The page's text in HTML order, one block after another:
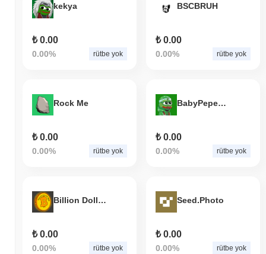
kekya
₺ 0.00
0.00% rütbe yok
BSCBRUH
₺ 0.00
0.00% rütbe yok
Rock Me
₺ 0.00
0.00% rütbe yok
BabyPepeEntire
₺ 0.00
0.00% rütbe yok
Billion Dollar Meme
₺ 0.00
0.00% rütbe yok
Seed.Photo
₺ 0.00
0.00% rütbe yok